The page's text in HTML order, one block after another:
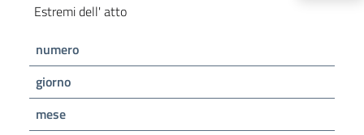
Estremi dell' atto
numero
giorno
mese